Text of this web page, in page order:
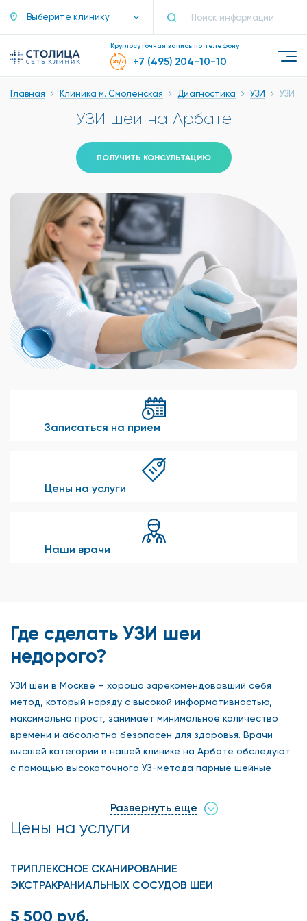
Выберите клинику
Круглосуточная запись по телефону
+7 (495) 204-10-10
Главная Клиника м. Смоленская Диагностика УЗИ УЗИ
УЗИ шеи на Арбате
ПОЛУЧИТЬ КОНСУЛЬТАЦИЮ
Записаться на прием
Цены на услуги
Наши врачи
Где сделать УЗИ шеи
недорого?
УЗИ шеи в Москве – хорошо зарекомендовавший себя
метод, который наряду с высокой информативностью,
максимально прост, занимает минимальное количество
времени и абсолютно безопасен для здоровья. Врачи
высшей категории в нашей клинике на Арбате обследуют
с помощью высокоточного УЗ-метода парные шейные
шеи. Все эти сосуды снабжают головной мозг кровью,
поэтому точность диагностики в данном случае
чрезвычайно важна, ведь плохая работа сосудов
мозга из-за недополучения им кислорода. В результате
могут развиться системные отклонения, вызывающие
интересуются пациенты. Эта методика, позволяющая
Развернуть еще
Цены на услуги
ТРИПЛЕКСНОЕ СКАНИРОВАНИЕ
ЭКСТРАКРАНИАЛЬНЫХ СОСУДОВ ШЕИ
5 500 руб.